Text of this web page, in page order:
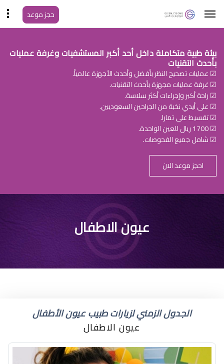
حجز موعد
بيئة طبية متكاملة داخل أحد أكبر المستشفيات وغرفة عمليات
بأحدث التقنيات
☑ عمليات تصحيح النظر بأفضل وأحدث الأجهزة عالمياً.
☑ غرفة عمليات مجهزة بأحدث التقنيات.
☑ راحة أكبر وإجراءات أكثر سلاسة.
☑ على أيدي نخبة من الجراحين السعوديين.
☑ تقسيط على تمارا.
☑ 1700 ريال للعين الواحدة.
☑ شامل جميع الفحوصات.
احجز موعد الان
متى يثبت لون الطفل
حديث الولاده
عيون الاطفال
الجدول الزمني لزيارات طبيب عيون الأطفال
عيون الاطفال